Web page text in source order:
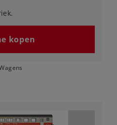
kopen